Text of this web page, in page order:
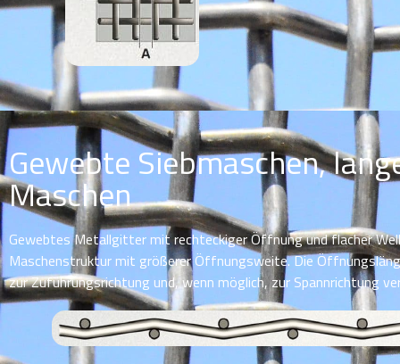
Gewebte Siebmaschen,
Maschen
Gewebtes Metallgitter mit rechteckiger Öffnung und flacher
Maschenstruktur mit größerer Öffnungsweite. Die
zur Zuführungsrichtung und, wenn möglich, zur Spannrichtung